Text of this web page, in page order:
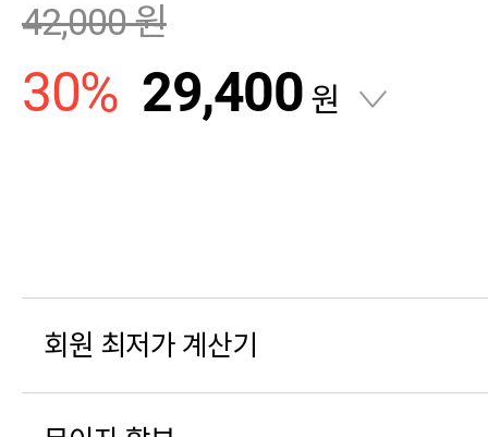
42,000원
30% 29,400 원
회원 최저가 계산기